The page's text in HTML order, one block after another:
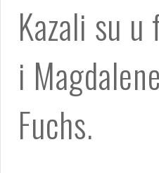
Kazali su
i
Fuchs.